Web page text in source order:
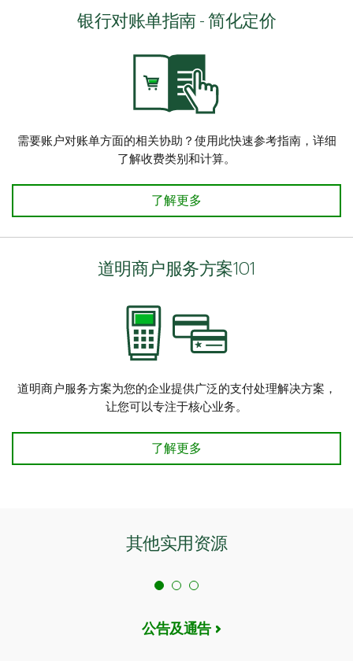
银行对账单指南 - 简化定价
需要账户对账单方面的相关协助？使用此快速参考指南，详细
了解收费类别和计算。
银行对账单指南 - iPlus（交换加）
了解更多
道明商户服务方案101
道明商户服务方案为您的企业提供广泛的支付处理解决方案，
让您可以专注于核心业务。
道明商户服务方案 101 了解详情
了解更多
其他实用资源
公告及通告